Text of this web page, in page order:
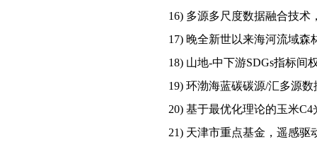
16) 多源多尺度数据融合技术
17) 晚全新世以来海河流域森
18) 山地-中下游SDGs指标间
19) 环渤海蓝碳碳源/汇多源数
20) 基于最优化理论的玉米C4
21) 天津市重点基金，遥感驱